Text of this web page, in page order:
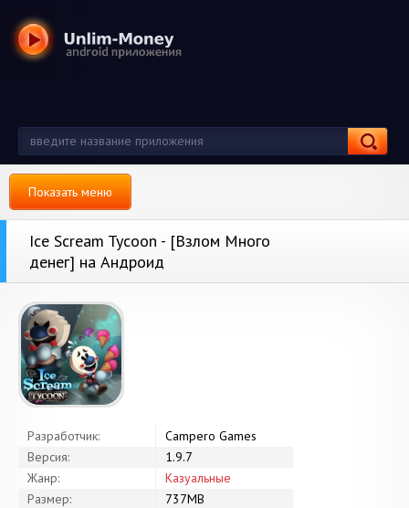
Показать меню
Ice Scream Tycoon - [Взлом Много
денег] на Андроид
Разработчик:
Campero Games
Версия:
1.9.7
Жанр:
Казуальные
Размер:
737MB